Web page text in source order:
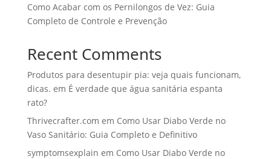
Como Acabar com os Pernilongos de Vez: Guia
Completo de Controle e Prevenção
Recent Comments
Produtos para desentupir pia: veja quais funcionam,
dicas. em É verdade que água sanitária espanta
rato?
Thrivecrafter.com em Como Usar Diabo Verde no
Vaso Sanitário: Guia Completo e Definitivo
symptomsexplain em Como Usar Diabo Verde no